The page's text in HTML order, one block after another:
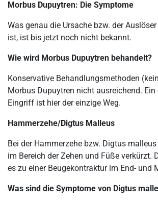
Morbus Dupuytren: Die Symptome
Was genau die Ursache bzw. der
ist, ist bis jetzt noch nicht bekannt.
Wie wird Morbus Dupuytren behandelt?
Konservative Behandlungsmethoden
Morbus Dupuytren nicht ausreichend. Ein
Eingriff ist hier der einzige Weg.
Hammerzehe/Digtus Malleus
Bei der Hammerzehe bzw. Digtus
im Bereich der Zehen und Füße verkürzt.
es zu einer Beugekontraktur im End- und
Was sind die Symptome von Digtus